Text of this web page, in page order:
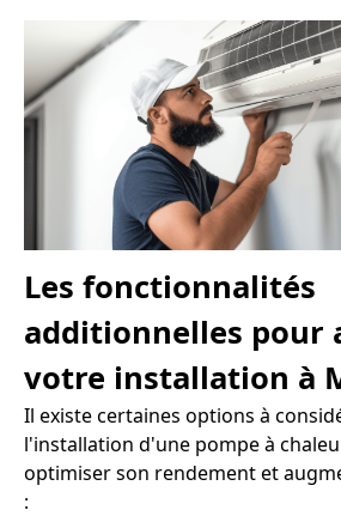
Les fonctionnalités
additionnelles pour
votre installation à
Il existe certaines options à
l'installation d'une pompe à
optimiser son rendement et
: